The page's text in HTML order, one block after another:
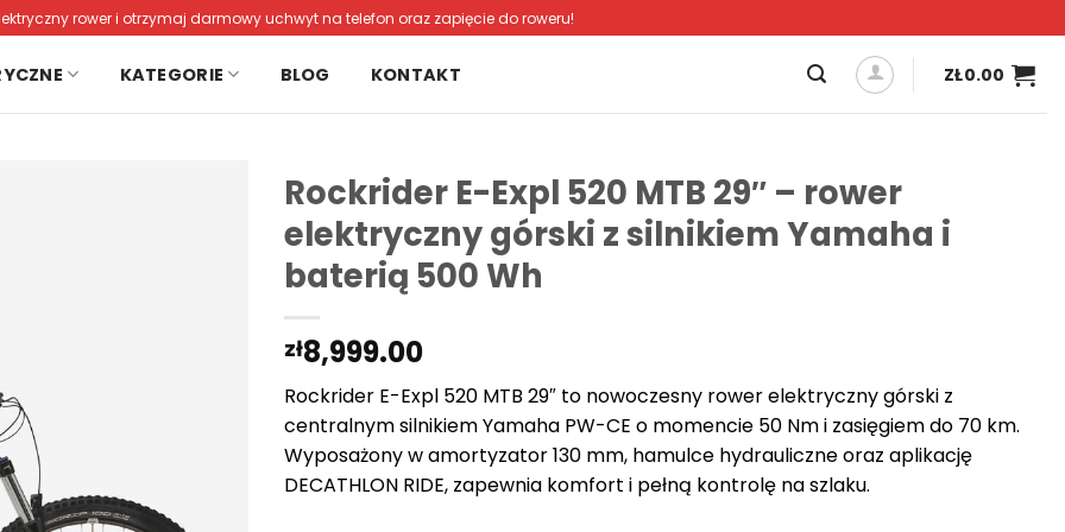
rower i otrzymaj darmowy uchwyt na telefon oraz zapięcie do roweru!
KATEGORIE BLOG KONTAKT ZŁ0.00
Rockrider E-Expl 520 MTB 29″ – rower
elektryczny górski z silnikiem Yamaha i
baterią 500 Wh
zł8,999.00
Rockrider E-Expl 520 MTB 29″ to nowoczesny rower elektryczny górski z
centralnym silnikiem Yamaha PW-CE o momencie 50 Nm i zasięgiem do 70 km.
Wyposażony w amortyzator 130 mm, hamulce hydrauliczne oraz aplikację
DECATHLON RIDE, zapewnia komfort i pełną kontrolę na szlaku.